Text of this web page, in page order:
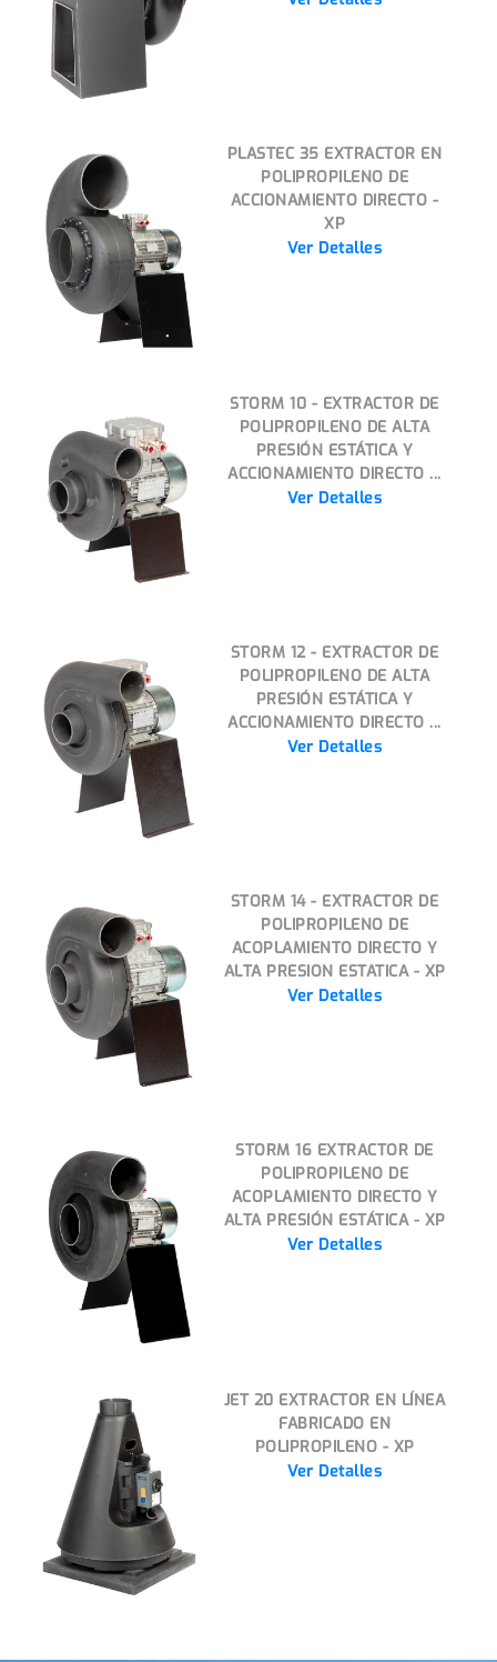
PLASTEC 35 EXTRACTOR EN
POLIPROPILENO DE
ACCIONAMIENTO DIRECTO -
XP
Ver Detalles
STORM 10 - EXTRACTOR DE
POLIPROPILENO DE ALTA
PRESIÓN ESTÁTICA Y
ACCIONAMIENTO DIRECTO ...
Ver Detalles
STORM 12 - EXTRACTOR DE
POLIPROPILENO DE ALTA
PRESIÓN ESTÁTICA Y
ACCIONAMIENTO DIRECTO ...
Ver Detalles
STORM 14 - EXTRACTOR DE
POLIPROPILENO DE
ACOPLAMIENTO DIRECTO Y
ALTA PRESION ESTATICA - XP
Ver Detalles
STORM 16 EXTRACTOR DE
POLIPROPILENO DE
ACOPLAMIENTO DIRECTO Y
ALTA PRESIÓN ESTÁTICA - XP
Ver Detalles
JET 20 EXTRACTOR EN LÍNEA
FABRICADO EN
POLIPROPILENO - XP
Ver Detalles